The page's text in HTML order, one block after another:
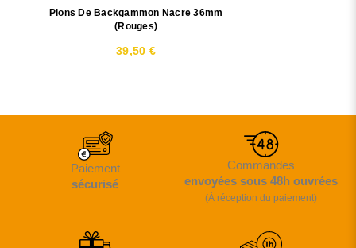
Pions De Backgammon Nacre 36mm
(rouges)
39,50 €
Paiement
sécurisé
Commandes
envoyées sous 48h ouvrées
(À réception du paiement)